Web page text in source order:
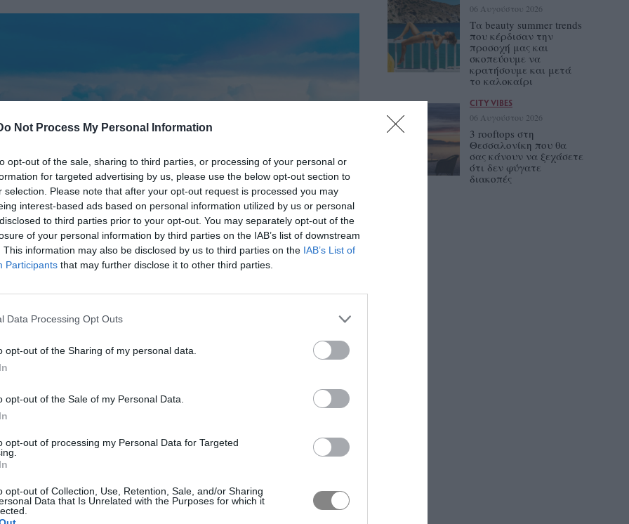
Not Process My Personal Information
opt-out of the sale, sharing to third parties, or processing of your personal or
for targeted advertising by us, please use the below opt-out section to
selection. Please note that after your opt-out request is processed you may
interest-based ads based on personal information utilized by us or personal
to third parties prior to your opt-out. You may separately opt-out of the
of your personal information by third parties on the IAB’s list of downstream
This information may also be disclosed by us to third parties on the IAB’s List of
Participants that may further disclose it to other third parties.
Data Processing Opt Outs
opt-out of the Sharing of my personal data.
opt-out of the Sale of my Personal Data.
opt-out of processing my Personal Data for Targeted
opt-out of Collection, Use, Retention, Sale, and/or Sharing
Data that Is Unrelated with the Purposes for which it
ευρωπαϊκούς προορισμούς για το φετινό
που αναζητούν έναν συνδυασμό πολιτισμού,
όχθες του ποταμού Τάγου, η πορτογαλική πρωτεύουσα
γραφικά δρομάκια και τη μοναδική ατμόσφαιρα που
στις ιστορικές συνοικίες, να απολαύσουν την
τα μνημεία που μαρτυρούν το ένδοξο ναυτικό παρελθόν
και το ήπιο κλίμα καθιστούν τη Λισαβόνα ιδανική
06 Αυγούστου 2026
Τα beauty summer trends
που κέρδισαν την
προσοχή μας και
σκοπεύουμε να
κρατήσουμε και μετά
το καλοκαίρι
CITY VIBES
06 Αυγούστου 2026
3 rooftops στη
Θεσσαλονίκη που θα
σας κάνουν να ξεχάσετε
ότι δεν φύγατε
διακοπές